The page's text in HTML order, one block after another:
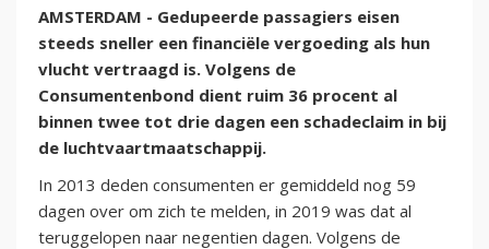
AMSTERDAM - Gedupeerde passagiers eisen
steeds sneller een financiële vergoeding als hun
vlucht vertraagd is. Volgens de
Consumentenbond dient ruim 36 procent al
binnen twee tot drie dagen een schadeclaim in bij
de luchtvaartmaatschappij.
In 2013 deden consumenten er gemiddeld nog 59
dagen over om zich te melden, in 2019 was dat al
teruggelopen naar negentien dagen. Volgens de